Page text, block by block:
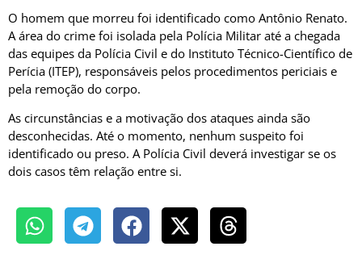
O homem que morreu foi identificado como Antônio Renato.
A área do crime foi isolada pela Polícia Militar até a chegada
das equipes da Polícia Civil e do Instituto Técnico-Científico de
Perícia (ITEP), responsáveis pelos procedimentos periciais e
pela remoção do corpo.
As circunstâncias e a motivação dos ataques ainda são
desconhecidas. Até o momento, nenhum suspeito foi
identificado ou preso. A Polícia Civil deverá investigar se os
dois casos têm relação entre si.